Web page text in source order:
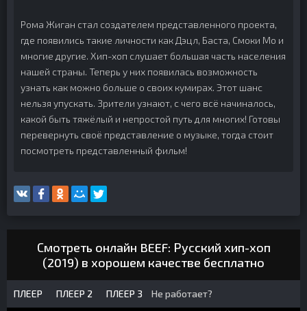
Рома Жиган стал создателем представленного проекта,
где появились такие личности как Дэцл, Баста, Смоки Мо и
многие другие. Хип-хоп слушает большая часть населения
нашей страны. Теперь у них появилась возможность
узнать как можно больше о своих кумирах. Этот шанс
нельзя упускать. Зрители узнают, с чего всё начиналось,
какой быть тяжёлый и непростой путь для многих! Готовы
перевернуть своё представление о музыке, тогда стоит
посмотреть представленный фильм!
Смотреть онлайн BEEF: Русский хип-хоп
(2019) в хорошем качестве бесплатно
ПЛЕЕР ПЛЕЕР 2 ПЛЕЕР 3 Не работает?